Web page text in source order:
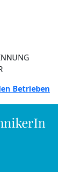
Betrieben